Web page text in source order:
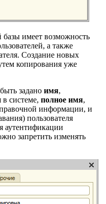
имеет возможность
а также
Создание новых
копирования уже
задано имя,
системе, полное имя,
информации, и
пользователя
аутентификации
запретить изменять